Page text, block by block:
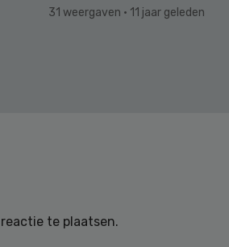
31 weergaven · 11 jaar geleden
te plaatsen.